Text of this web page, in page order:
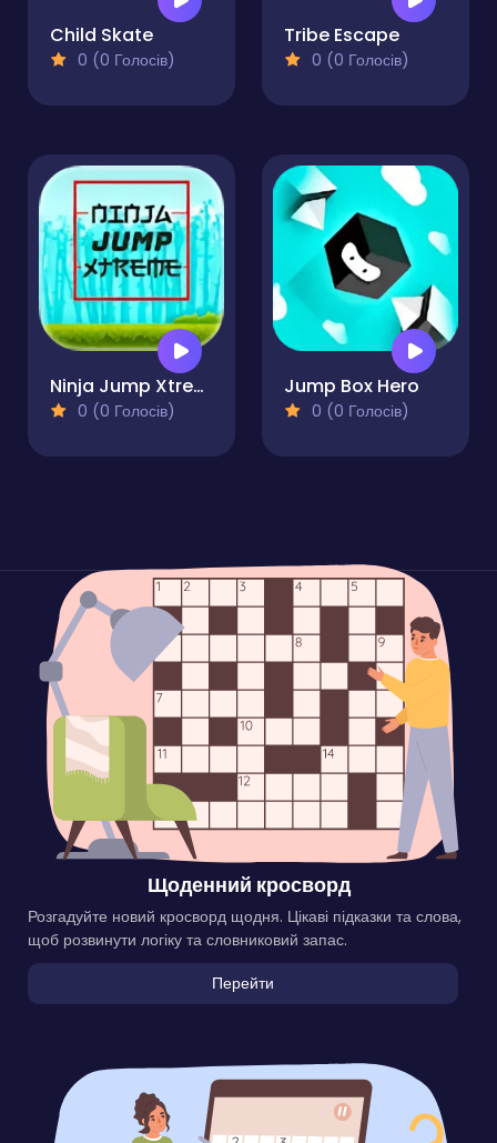
Child Skate
0 (0 Голосів)
Tribe Escape
0 (0 Голосів)
Ninja Jump Xtreme
0 (0 Голосів)
Jump Box Hero
0 (0 Голосів)
Щоденний кросворд
Розгадуйте новий кросворд щодня. Цікаві підказки та слова,
щоб розвинути логіку та словниковий запас.
Перейти